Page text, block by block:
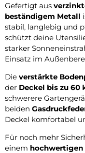
Gefertigt aus
beständigem Metall
stabil, langlebig und
schützt deine
starker
Einsatz im
Die verstärkte
der Deckel bis zu 60
schwerere
beiden
Deckel komfortabel
Für noch mehr
einem hochwertigen